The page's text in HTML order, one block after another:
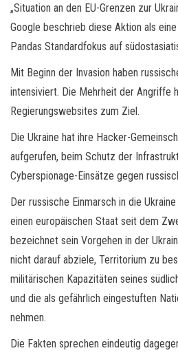
„Situation an den EU-Grenzen zur
Google beschrieb diese Aktion als
Pandas Standardfokus auf
Mit Beginn der Invasion haben
intensiviert. Die Mehrheit der Angriffe
Regierungswebsites zum Ziel.
Die Ukraine hat ihre Hacker-
aufgerufen, beim Schutz der
Cyberspionage-Einsätze gegen
Der russische Einmarsch in die
einen europäischen Staat seit dem
bezeichnet sein Vorgehen in der
nicht darauf abziele, Territorium zu
militärischen Kapazitäten seines
und die als gefährlich eingestuften
nehmen.
Die Fakten sprechen eindeutig